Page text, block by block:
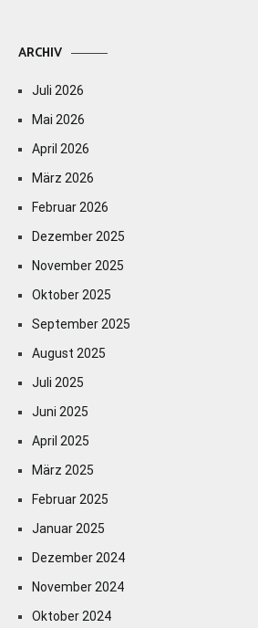
ARCHIV
Juli 2026
Mai 2026
April 2026
März 2026
Februar 2026
Dezember 2025
November 2025
Oktober 2025
September 2025
August 2025
Juli 2025
Juni 2025
April 2025
März 2025
Februar 2025
Januar 2025
Dezember 2024
November 2024
Oktober 2024